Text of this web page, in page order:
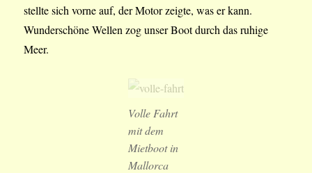
stellte sich vorne auf, der Motor zeigte, was er kann.
Wunderschöne Wellen zog unser Boot durch das ruhige
Meer.
Volle Fahrt
mit dem
Mietboot in
Mallorca